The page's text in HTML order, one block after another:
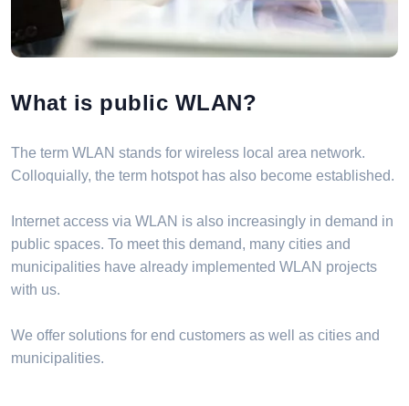
What is public WLAN?
The term WLAN stands for wireless local area network.
Colloquially, the term hotspot has also become established.
Internet access via WLAN is also increasingly in demand in
public spaces. To meet this demand, many cities and
municipalities have already implemented WLAN projects
with us.
We offer solutions for end customers as well as cities and
municipalities.